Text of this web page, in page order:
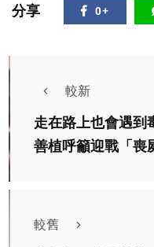
分享 0+
較新
走在路上也會遇到
善植呼籲迎戰「喪
較舊